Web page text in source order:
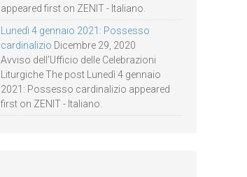
appeared first on ZENIT - Italiano.
Lunedì 4 gennaio 2021: Possesso
cardinalizio Dicembre 29, 2020
Avviso dell’Ufficio delle Celebrazioni
Liturgiche The post Lunedì 4 gennaio
2021: Possesso cardinalizio appeared
first on ZENIT - Italiano.